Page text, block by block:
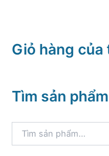
Giỏ hàng của
Tìm sản phẩm